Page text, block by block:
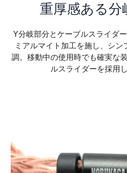
重厚感ある分
Y分岐部分とケーブルスライダ
ミアルマイト加工を施し、シン
調。移動中の使用時でも確実な
ルスライダーを採用